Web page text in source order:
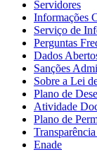
Servidores
Informações
Serviço de
Perguntas
Dados
Sanções
Sobre a Lei
Plano de
Atividade
Plano de
Enade